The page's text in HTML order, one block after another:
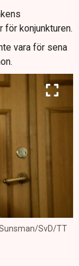
för konjunkturen.
vara för sena
SvD/TT